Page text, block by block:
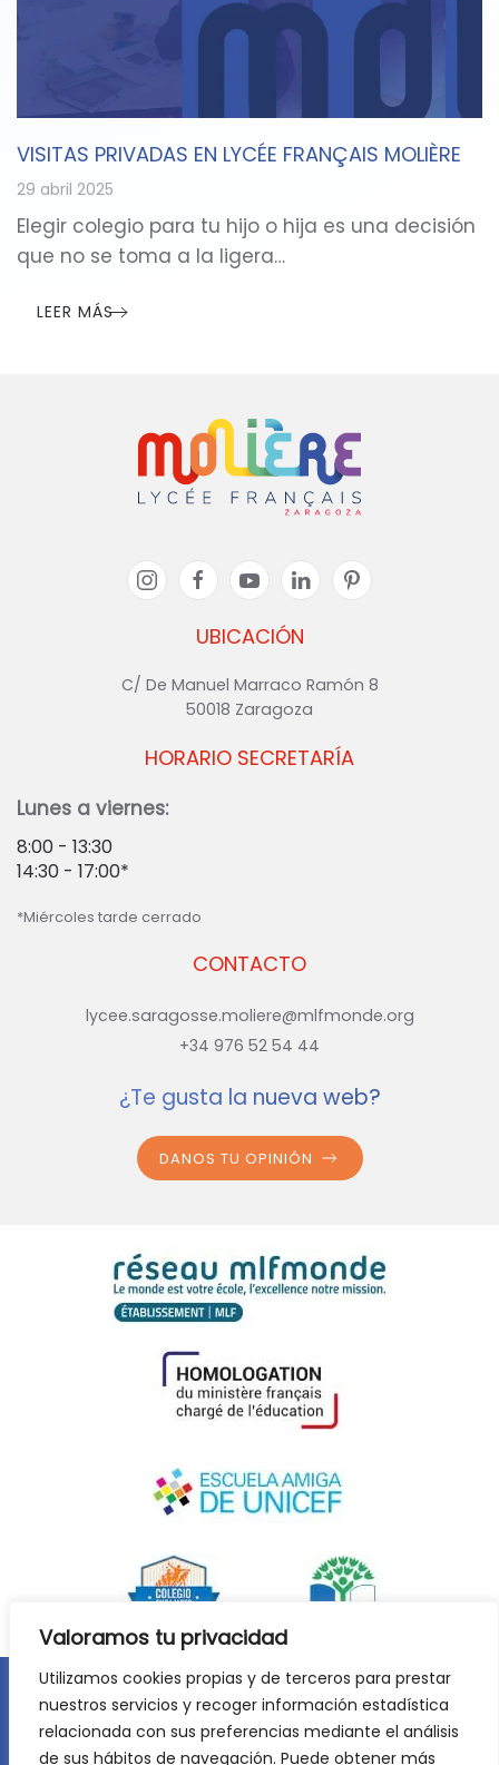
Valoramos tu privacidad
Utilizamos cookies propias y de terceros para prestar
nuestros servicios y recoger información estadística
relacionada con sus preferencias mediante el análisis
de sus hábitos de navegación. Puede obtener más
VISITAS PRIVADAS EN LYCÉE FRANÇAIS MOLIÈRE
29 abril 2025
Elegir colegio para tu hijo o hija es una decisión
que no se toma a la ligera…
LEER MÁS
UBICACIÓN
C/ De Manuel Marraco Ramón 8
50018 Zaragoza
CONTACTO
lycee.saragosse.moliere@mlfmonde.org
+34 976 52 54 44
HORARIO SECRETARÍA
Lunes a viernes:
8:00 - 13:30
14:30 - 17:00*
*Miércoles tarde cerrado
¿Te gusta la nueva web?
DANOS TU OPINIÓN
Aviso legal
Política de privacidad
Política de cookies